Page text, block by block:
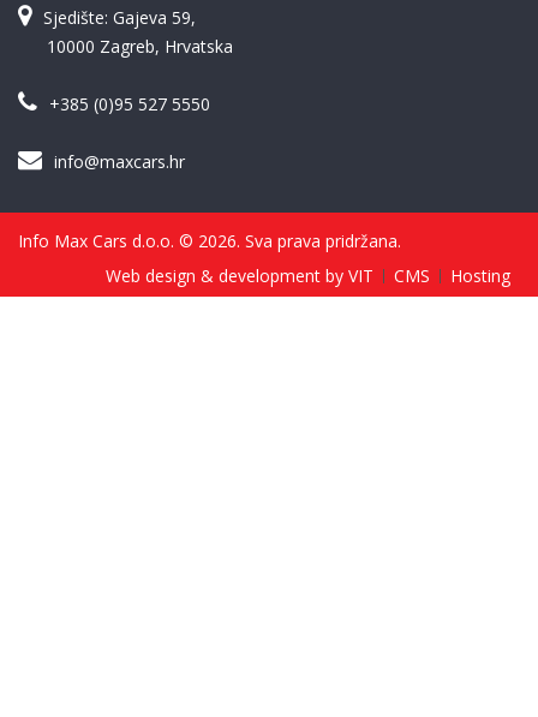
Sjedište: Gajeva 59,
10000 Zagreb, Hrvatska
+385 (0)95 527 5550
info@maxcars.hr
Info Max Cars d.o.o. © 2026. Sva prava pridržana.
Web design & development by VIT
CMS Hosting